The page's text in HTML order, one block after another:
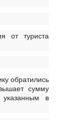
от туриста
обратились
сумму
указанным в